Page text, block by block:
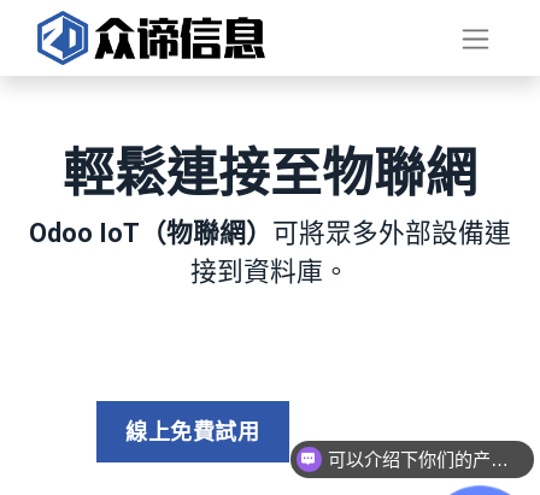
輕鬆連接至物聯網
Odoo IoT（物聯網） 可將眾多外部設備連
接到資料庫。
線上免費試用​​
可以介绍下你们的产品么？